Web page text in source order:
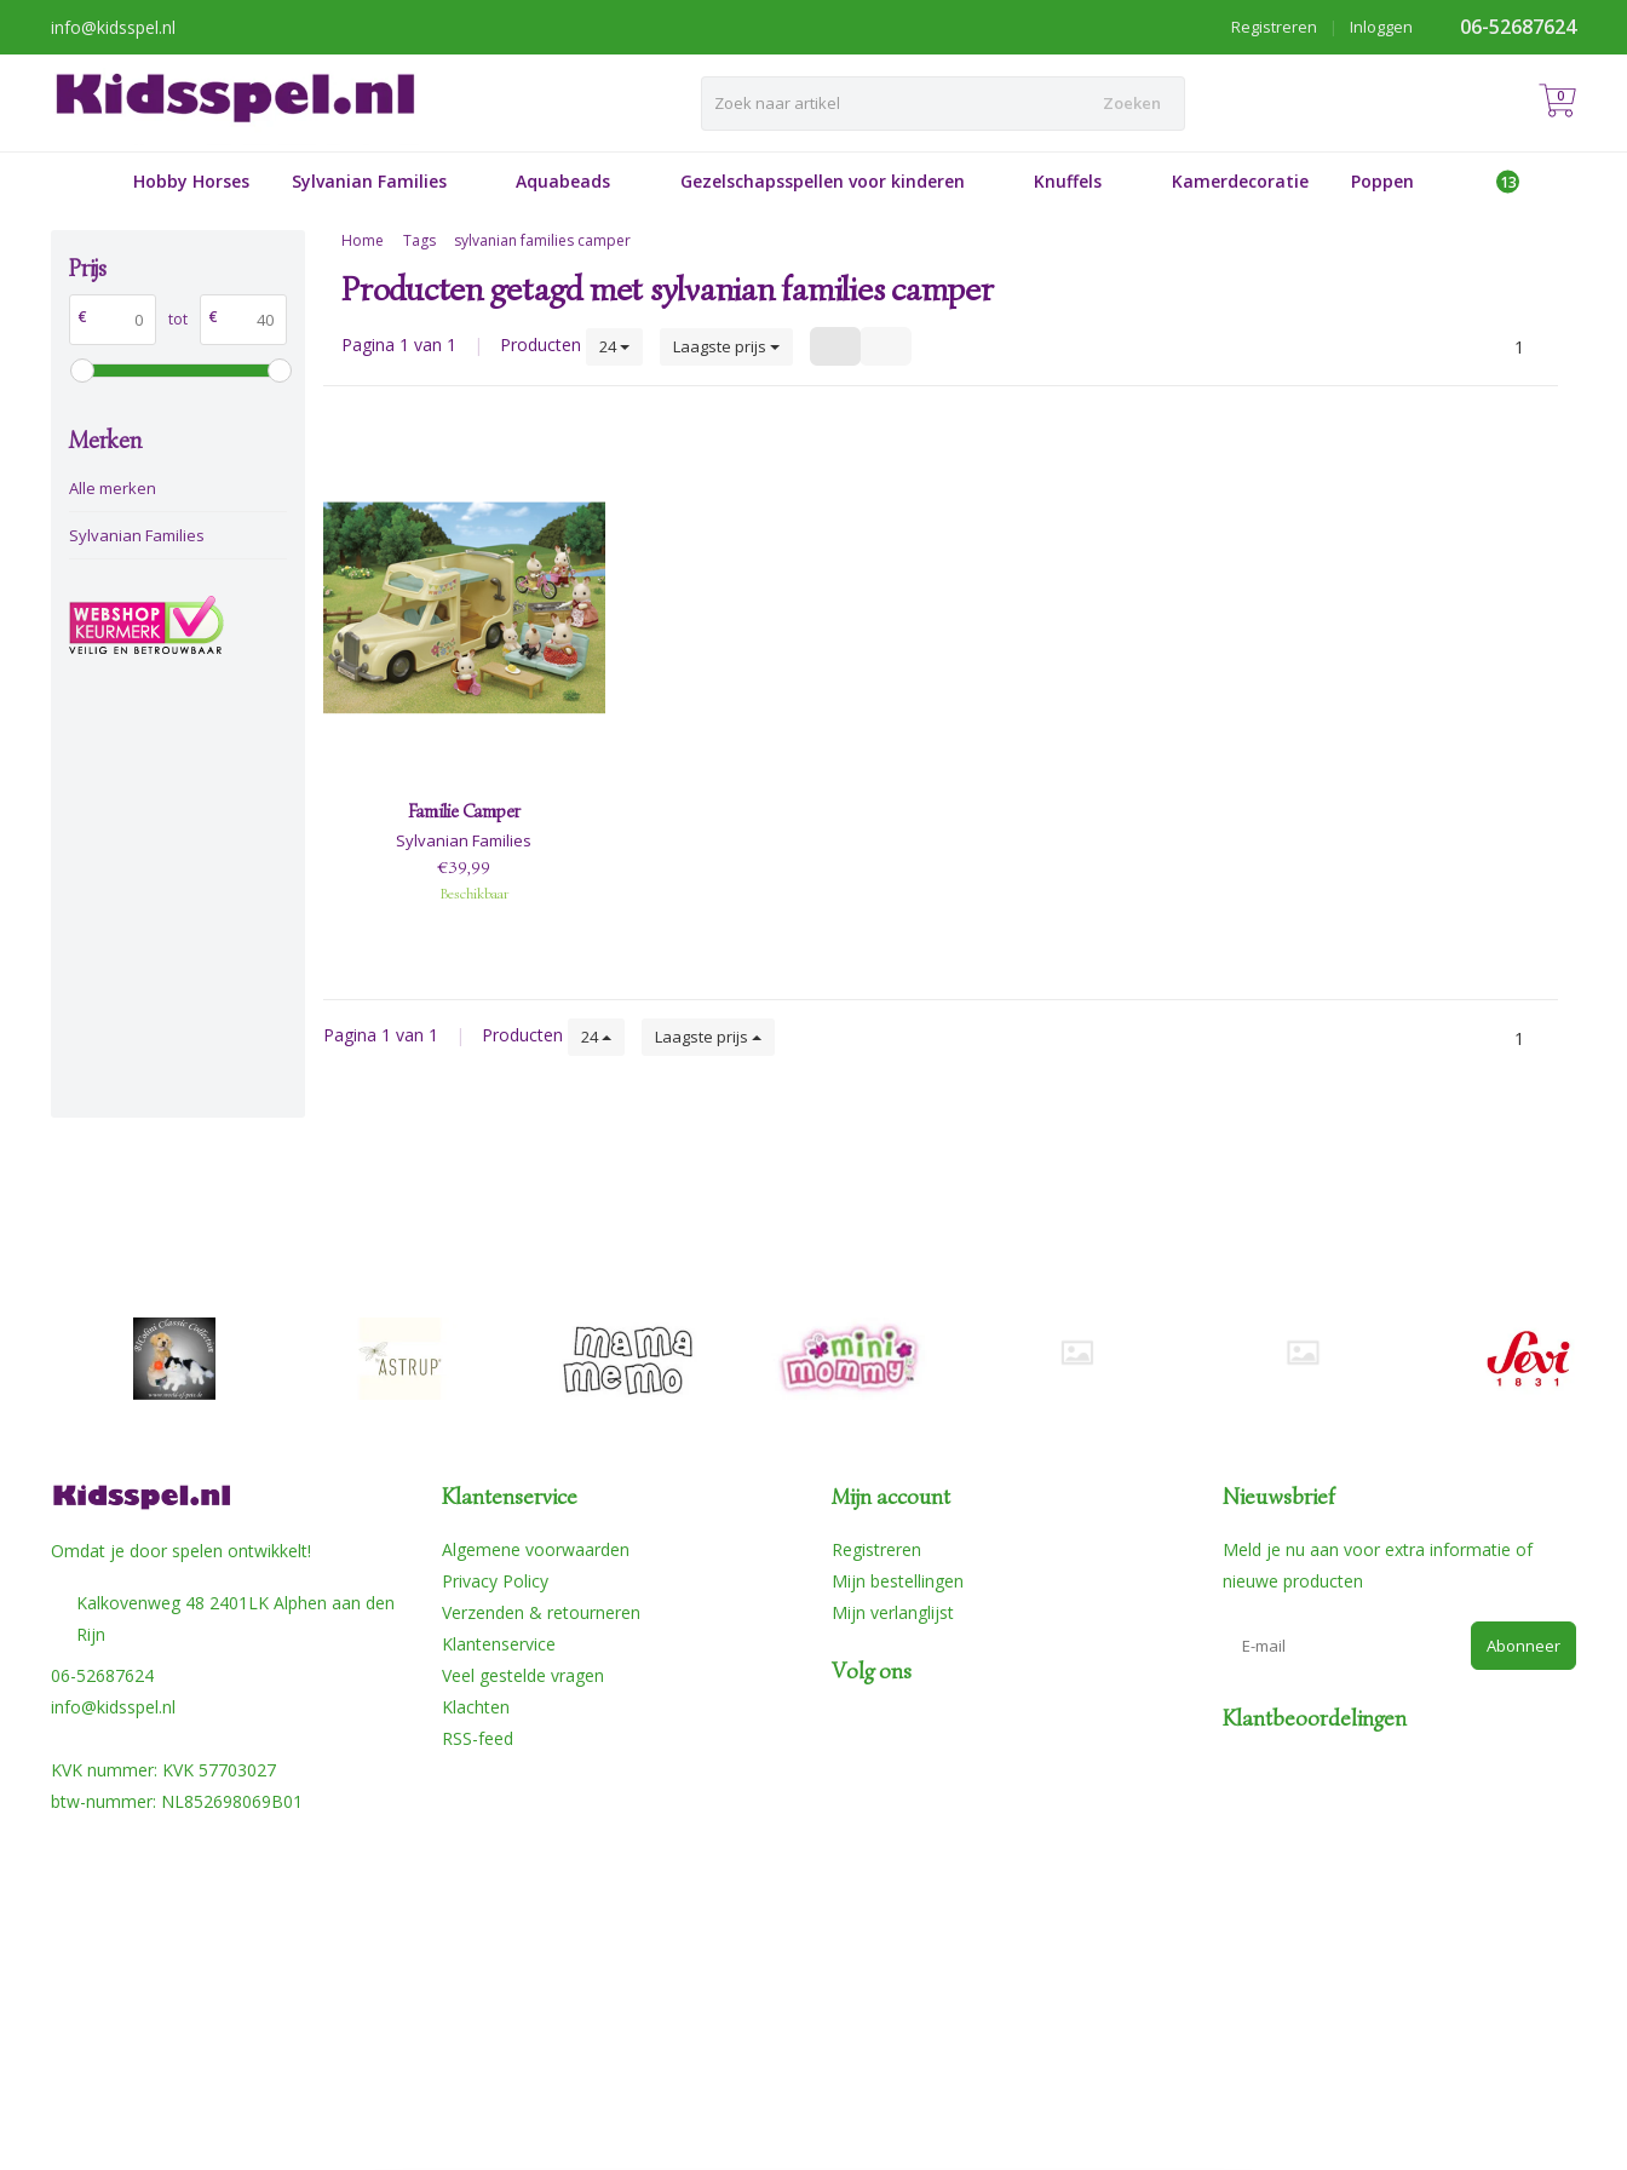
info@kidsspel.nl 06-52687624
Inloggen
|
Registreren
Zoeken 0
Hobby Horses Sylvanian Families Aquabeads Gezelschapsspellen voor kinderen Knuffels Kamerdecoratie Poppen
Prijs
€ tot €
Merken
Alle merken
Sylvanian Families
Home Tags sylvanian families camper
Producten getagd met sylvanian families camper
Pagina 1 van 1 | Producten 24 Laagste prijs 1
Familie Camper
Sylvanian Families
€39,99
Beschikbaar
Pagina 1 van 1 | Producten 24 Laagste prijs 1
Omdat je door spelen ontwikkelt!
Kalkovenweg 48 2401LK Alphen aan den
Rijn
06-52687624
info@kidsspel.nl
KVK nummer: KVK 57703027
btw-nummer: NL852698069B01
Klantenservice
Algemene voorwaarden
Privacy Policy
Verzenden & retourneren
Klantenservice
Veel gestelde vragen
Klachten
RSS-feed
Mijn account
Registreren
Mijn bestellingen
Mijn verlanglijst
Volg ons
Nieuwsbrief
Meld je nu aan voor extra informatie of
nieuwe producten
Abonneer
Klantbeoordelingen